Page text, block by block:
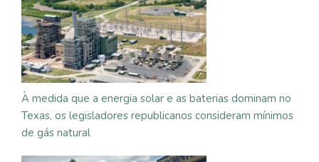
À medida que a energia solar e as baterias dominam no
Texas, os legisladores republicanos consideram mínimos
de gás natural